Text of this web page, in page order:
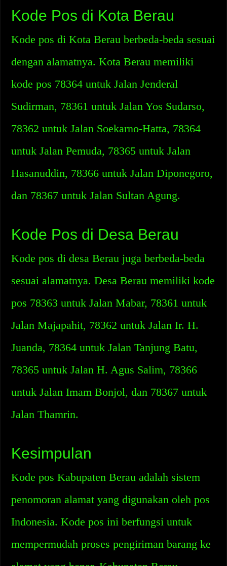
Kode Pos di Kota Berau
Kode pos di Kota Berau berbeda-beda sesuai
dengan alamatnya. Kota Berau memiliki
kode pos 78364 untuk Jalan Jenderal
Sudirman, 78361 untuk Jalan Yos Sudarso,
78362 untuk Jalan Soekarno-Hatta, 78364
untuk Jalan Pemuda, 78365 untuk Jalan
Hasanuddin, 78366 untuk Jalan Diponegoro,
dan 78367 untuk Jalan Sultan Agung.
Kode Pos di Desa Berau
Kode pos di desa Berau juga berbeda-beda
sesuai alamatnya. Desa Berau memiliki kode
pos 78363 untuk Jalan Mabar, 78361 untuk
Jalan Majapahit, 78362 untuk Jalan Ir. H.
Juanda, 78364 untuk Jalan Tanjung Batu,
78365 untuk Jalan H. Agus Salim, 78366
untuk Jalan Imam Bonjol, dan 78367 untuk
Jalan Thamrin.
Kesimpulan
Kode pos Kabupaten Berau adalah sistem
penomoran alamat yang digunakan oleh pos
Indonesia. Kode pos ini berfungsi untuk
mempermudah proses pengiriman barang ke